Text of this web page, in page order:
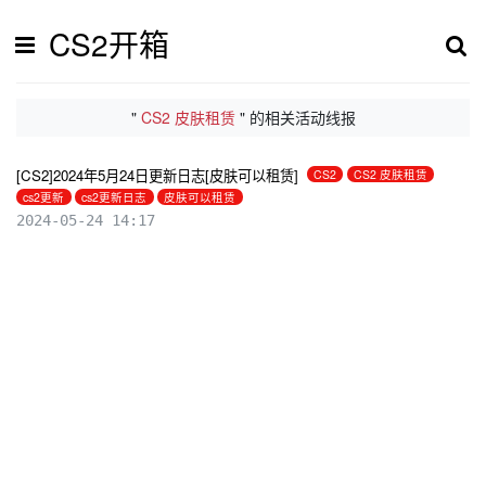
CS2开箱
"CS2 皮肤租赁 " 的相关活动线报
[CS2]2024年5月24日更新日志[皮肤可以租赁] CS2
CS2 皮肤租赁
cs2更新
cs2更新日志 皮肤可以租赁
2024-05-24 14:17